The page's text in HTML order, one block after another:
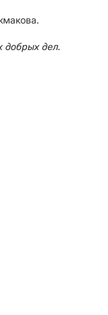
добрых дел.